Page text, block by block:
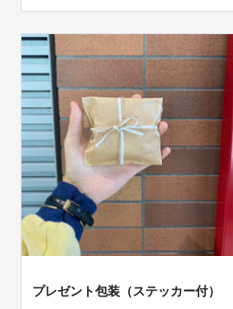
プレゼント包装（ステッカー付）